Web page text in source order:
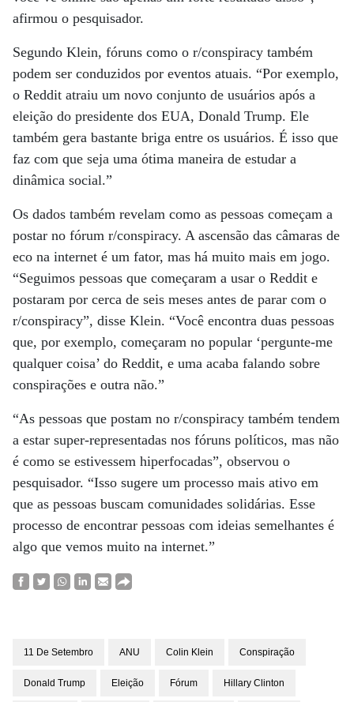
afirmou o pesquisador.
Segundo Klein, fóruns como o r/conspiracy também
podem ser conduzidos por eventos atuais. “Por exemplo,
o Reddit atraiu um novo conjunto de usuários após a
eleição do presidente dos EUA, Donald Trump. Ele
também gera bastante briga entre os usuários. É isso que
faz com que seja uma ótima maneira de estudar a
dinâmica social.”
Os dados também revelam como as pessoas começam a
postar no fórum r/conspiracy. A ascensão das câmaras de
eco na internet é um fator, mas há muito mais em jogo.
“Seguimos pessoas que começaram a usar o Reddit e
postaram por cerca de seis meses antes de parar com o
r/conspiracy”, disse Klein. “Você encontra duas pessoas
que, por exemplo, começaram no popular ‘pergunte-me
qualquer coisa’ do Reddit, e uma acaba falando sobre
conspirações e outra não.”
“As pessoas que postam no r/conspiracy também tendem
a estar super-representadas nos fóruns políticos, mas não
é como se estivessem hiperfocadas”, observou o
pesquisador. “Isso sugere um processo mais ativo em
que as pessoas buscam comunidades solidárias. Esse
processo de encontrar pessoas com ideias semelhantes é
algo que vemos muito na internet.”
11 De Setembro ANU Colin Klein Conspiração
Donald Trump Eleição Fórum Hillary Clinton